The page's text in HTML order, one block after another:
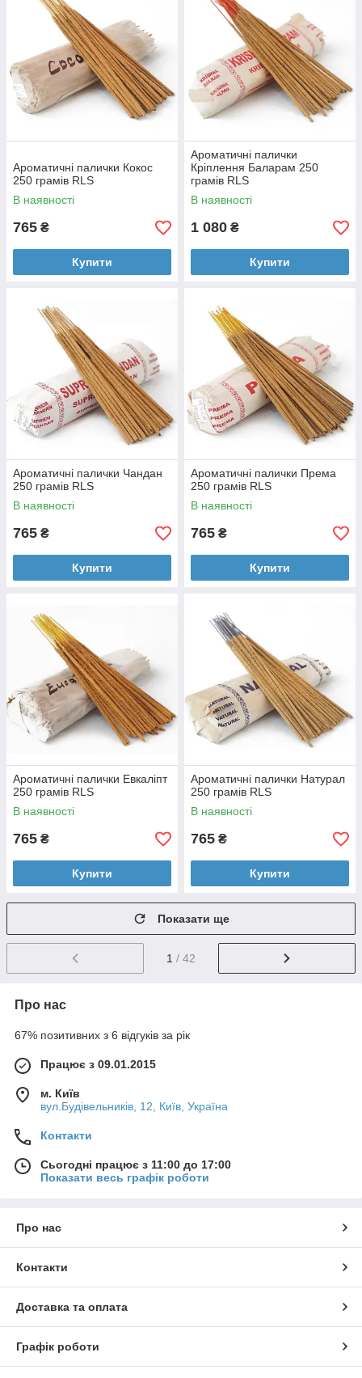
Ароматичні палички Кокос
250 грамів RLS
В наявності
765 ₴
Купити
Ароматичні палички
Кріплення Баларам 250
грамів RLS
В наявності
1 080 ₴
Купити
Ароматичні палички Чандан
250 грамів RLS
В наявності
765 ₴
Купити
Ароматичні палички Према
250 грамів RLS
В наявності
765 ₴
Купити
Ароматичні палички Евкаліпт
250 грамів RLS
В наявності
765 ₴
Купити
Ароматичні палички Натурал
250 грамів RLS
В наявності
765 ₴
Купити
Показати ще
1 / 42
Про нас
67% позитивних з 6 відгуків за рік
Працює з 09.01.2015
м. Київ
вул.Будівельників, 12, Київ, Україна
Контакти
Сьогодні працює з 11:00 до 17:00
Показати весь графік роботи
Про нас
Контакти
Доставка та оплата
Графік роботи